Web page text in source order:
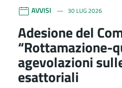
AVVISI 30 LUG 2026
Adesione del
“Rottamazione-
agevolazioni
esattoriali